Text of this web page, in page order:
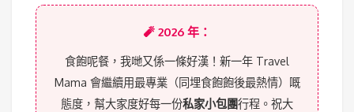
🧨 2026 年：
食飽呢餐，我哋又係一條好漢！新一年 Travel
Mama 會繼續用最專業（同埋食飽飽後最熱情）嘅
態度，幫大家度好每一份私家小包團行程。祝大